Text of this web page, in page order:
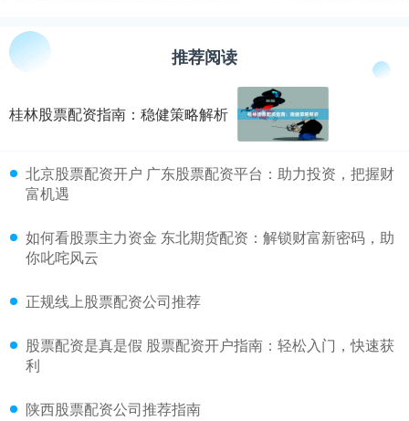
推荐阅读
桂林股票配资指南：稳健策略解析
​北京股票配资开户 广东股票配资平台：助力投资，把握财
富机遇
​如何看股票主力资金 东北期货配资：解锁财富新密码，助
你叱咤风云
​正规线上股票配资公司推荐
​股票配资是真是假 股票配资开户指南：轻松入门，快速获
利
​陕西股票配资公司推荐指南